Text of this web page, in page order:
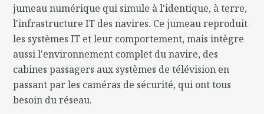
jumeau numérique qui simule à l'identique, à terre,
l'infrastructure IT des navires. Ce jumeau reproduit
les systèmes IT et leur comportement, mais intègre
aussi l'environnement complet du navire, des
cabines passagers aux systèmes de télévision en
passant par les caméras de sécurité, qui ont tous
besoin du réseau.